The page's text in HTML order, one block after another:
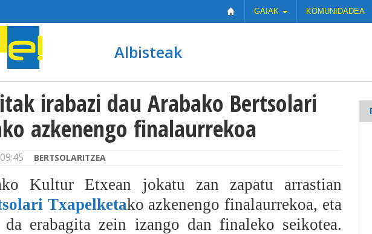
GAIAK KOMUNIDADEA
Albisteak
irabazi dau Arabako Bertsolari
azkenengo finalaurrekoa
BERTSOLARITZEA
Kultur Etxean jokatu zan zapatu arrastian
Txapelketako azkenengo finalaurrekoa, eta
da erabagita zein izango dan finaleko seikotea.